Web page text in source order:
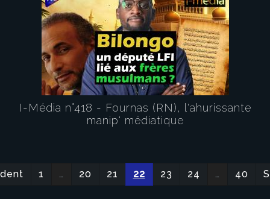
I-Média n°418 - Fournas (RN), l'ahurissante
manip' médiatique
1 … 20 21 22 23 24 … 40